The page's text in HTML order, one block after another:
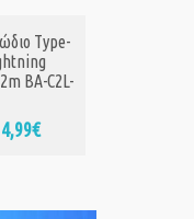
Type-
BA-C2L-